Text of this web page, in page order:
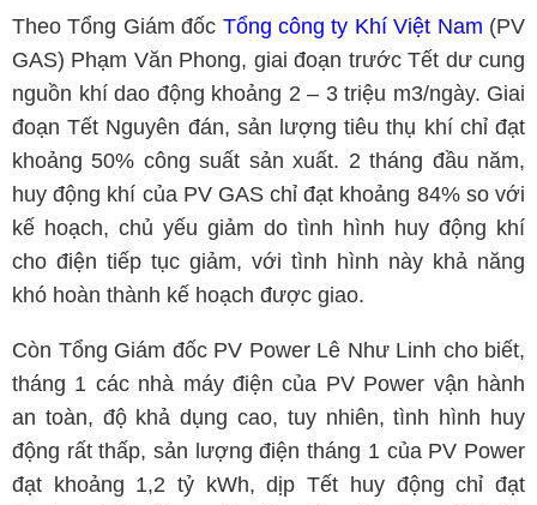
Theo Tổng Giám đốc Tổng công ty Khí Việt Nam (PV
GAS) Phạm Văn Phong, giai đoạn trước Tết dư cung
nguồn khí dao động khoảng 2 – 3 triệu m3/ngày. Giai
đoạn Tết Nguyên đán, sản lượng tiêu thụ khí chỉ đạt
khoảng 50% công suất sản xuất. 2 tháng đầu năm,
huy động khí của PV GAS chỉ đạt khoảng 84% so với
kế hoạch, chủ yếu giảm do tình hình huy động khí
cho điện tiếp tục giảm, với tình hình này khả năng
khó hoàn thành kế hoạch được giao.
Còn Tổng Giám đốc PV Power Lê Như Linh cho biết,
tháng 1 các nhà máy điện của PV Power vận hành
an toàn, độ khả dụng cao, tuy nhiên, tình hình huy
động rất thấp, sản lượng điện tháng 1 của PV Power
đạt khoảng 1,2 tỷ kWh, dịp Tết huy động chỉ đạt